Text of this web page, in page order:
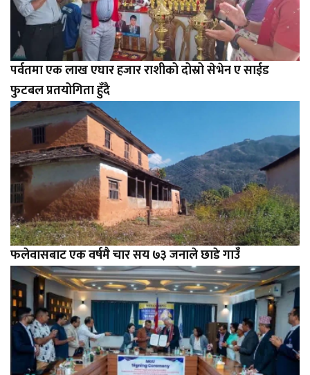
पर्वतमा एक लाख एघार हजार राशीको दोस्रो सेभेन ए साईड
फुटबल प्रतयोगिता हुँदै
फलेवासबाट एक वर्षमै चार सय ७३ जनाले छाडे गाउँ